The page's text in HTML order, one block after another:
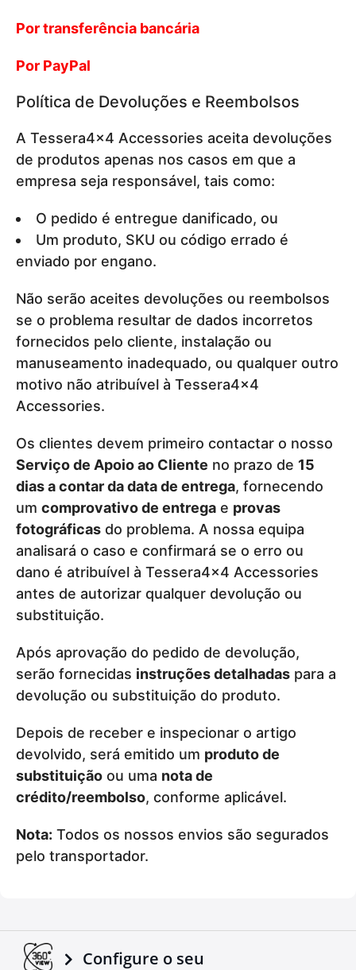
Por transferência bancária
Por PayPal
Política de Devoluções e Reembolsos
A Tessera4x4 Accessories aceita devoluções
de produtos apenas nos casos em que a
empresa seja responsável, tais como:
O pedido é entregue danificado, ou
Um produto, SKU ou código errado é
enviado por engano.
Não serão aceites devoluções ou reembolsos
se o problema resultar de dados incorretos
fornecidos pelo cliente, instalação ou
manuseamento inadequado, ou qualquer outro
motivo não atribuível à Tessera4x4
Accessories.
Os clientes devem primeiro contactar o nosso
Serviço de Apoio ao Cliente no prazo de 15
dias a contar da data de entrega, fornecendo
um comprovativo de entrega e provas
fotográficas do problema. A nossa equipa
analisará o caso e confirmará se o erro ou
dano é atribuível à Tessera4x4 Accessories
antes de autorizar qualquer devolução ou
substituição.
Após aprovação do pedido de devolução,
serão fornecidas instruções detalhadas para a
devolução ou substituição do produto.
Depois de receber e inspecionar o artigo
devolvido, será emitido um produto de
substituição ou uma nota de
crédito/reembolso, conforme aplicável.
Nota: Todos os nossos envios são segurados
pelo transportador.
Configure o seu